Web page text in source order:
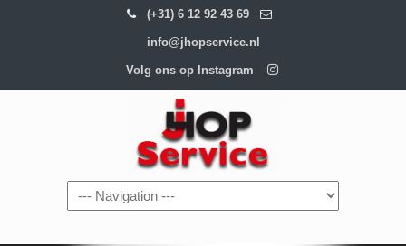
(+31) 6 12 92 43 69
info@jhopservice.nl
Volg ons op Instagram
Navigation